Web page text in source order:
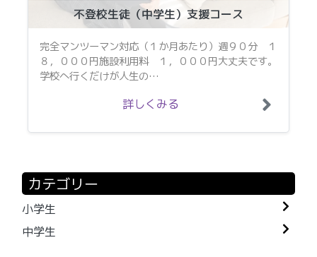
不登校生徒（中学生）支援コース
完全マンツーマン対応（１か月あたり）週９０分 １
８，０００円施設利用料 １，０００円大丈夫です。
学校へ行くだけが人生の…
詳しくみる
カテゴリー
小学生
中学生